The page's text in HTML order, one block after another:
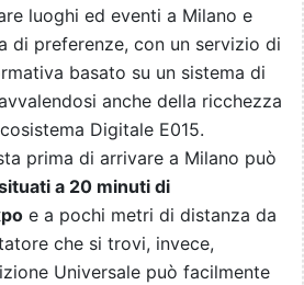
luoghi ed eventi a Milano e
di preferenze, con un servizio di
basato su un sistema di
anche della ricchezza
Digitale E015.
prima di arrivare a Milano può
a 20 minuti di
e a pochi metri di distanza da
che si trovi, invece,
Universale può facilmente